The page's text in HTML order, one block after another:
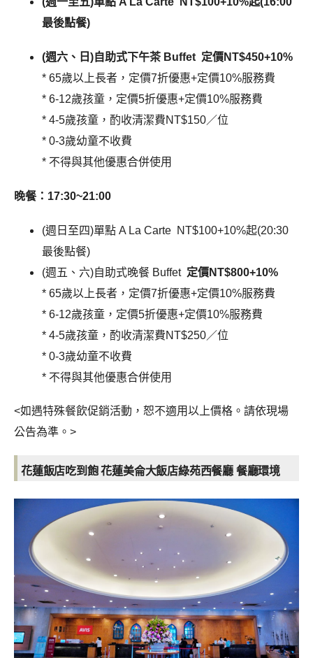
最後點餐)
(週六、日)自助式下午茶 Buffet 定價NT$450+10%
* 65歲以上長者，定價7折優惠+定價10%服務費
* 6-12歲孩童，定價5折優惠+定價10%服務費
* 4-5歲孩童，酌收清潔費NT$150／位
* 0-3歲幼童不收費
* 不得與其他優惠合併使用
晚餐：17:30~21:00
(週日至四)單點 A La Carte NT$100+10%起(20:30
最後點餐)
(週五、六)自助式晚餐 Buffet 定價NT$800+10%
* 65歲以上長者，定價7折優惠+定價10%服務費
* 6-12歲孩童，定價5折優惠+定價10%服務費
* 4-5歲孩童，酌收清潔費NT$250／位
* 0-3歲幼童不收費
* 不得與其他優惠合併使用
<如遇特殊餐飲促銷活動，恕不適用以上價格。請依現場
公告為準。>
花蓮飯店吃到飽 花蓮美侖大飯店綠苑西餐廳 餐廳環境